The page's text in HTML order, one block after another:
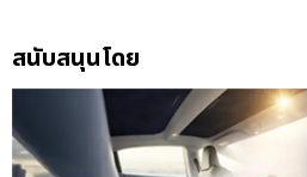
สนับสนุนโดย